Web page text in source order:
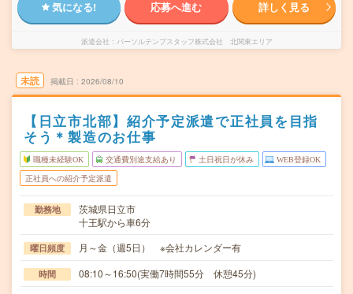
気になる! 応募へ進む 詳しく見る
派遣会社 パーソルテンプスタッフ株式会社 北関東エリア
未読 掲載日 2026/08/10
【日立市北部】紹介予定派遣で正社員を目指
そう＊製造のお仕事
職種未経験OK 交通費別途支給あり 土日祝日が休み WEB登録OK
正社員への紹介予定派遣
勤務地
茨城県日立市
十王駅から車6分
曜日頻度 月～金（週5日） ※会社カレンダー有
時間
08:10～16:50(実働7時間55分 休憩45分)